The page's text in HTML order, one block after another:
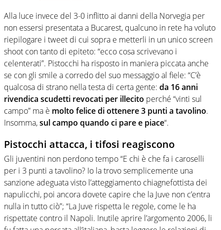
Alla luce invece del 3-0 inflitto ai danni della Norvegia per
non essersi presentata a Bucarest, qualcuno in rete ha voluto
riepilogare i tweet di cui sopra e metterli in un unico screen
shoot con tanto di epiteto: “ecco cosa scrivevano i
celenterati”. Pistocchi ha risposto in maniera piccata anche
se con gli smile a corredo del suo messaggio al fiele: “C’è
qualcosa di strano nella testa di certa gente: da 16 anni
rivendica scudetti revocati per illecito perché “vinti sul
campo” ma è molto felice di ottenere 3 punti a tavolino.
Insomma,sul campo quando ci pare e piace“.
Pistocchi attacca, i tifosi reagiscono
Gli juventini non perdono tempo “E chi è che fa i caroselli
per i 3 punti a tavolino? Io la trovo semplicemente una
sanzione adeguata visto l’atteggiamento chiagnefottista dei
napulicchi, poi ancora dovete capire che la Juve non c’entra
nulla in tutto ciò”; “La Juve rispetta le regole, come le ha
rispettate contro il Napoli. Inutile aprire l’argomento 2006, li